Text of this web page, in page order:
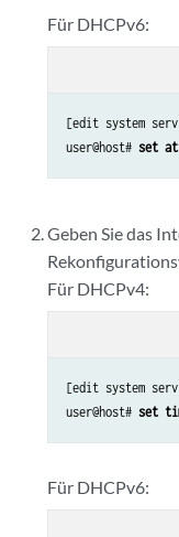
Für DHCPv6:
[edit system
user@host# set
Geben Sie das
Für DHCPv4:
[edit system
user@host# set
Für DHCPv6: